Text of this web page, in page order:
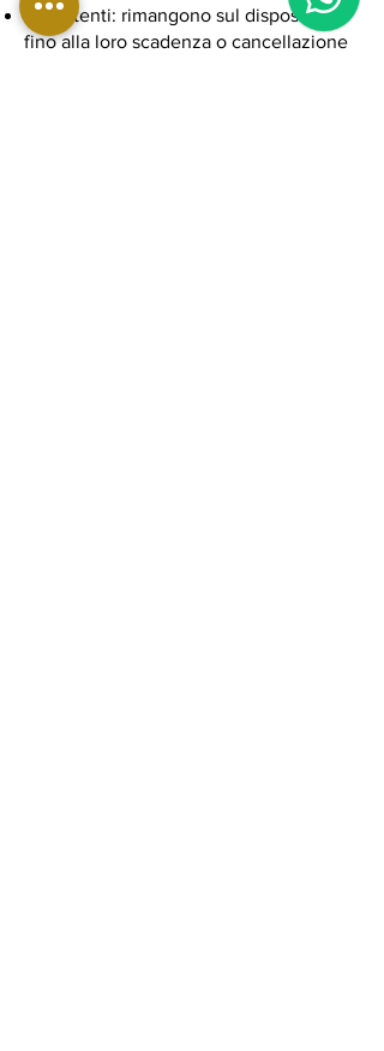
Persistenti: rimangono sul dispositivo
fino alla loro scadenza o cancellazione